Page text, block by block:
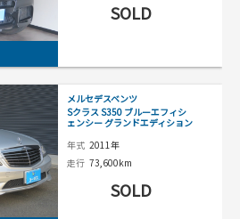
SOLD
メルセデスベンツ
Sクラス S350 ブルーエフィシ
ェンシー グランドエディション
年式 2011年
走行 73,600km
SOLD